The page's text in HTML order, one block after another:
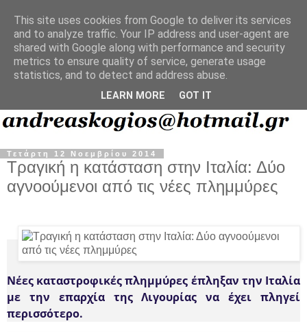
Τετάρτη 12 Νοεμβρίου 2014
Τραγική η κατάσταση στην Ιταλία: Δύο
αγνοούμενοι από τις νέες πλημμύρες
Νέες καταστροφικές πλημμύρες έπληξαν την Ιταλία
με την επαρχία της Λιγουρίας να έχει πληγεί
περισσότερο.
This site uses cookies from Google to deliver its services
and to analyze traffic. Your IP address and user-agent are
shared with Google along with performance and security
metrics to ensure quality of service, generate usage
statistics, and to detect and address abuse.
LEARN MORE GOT IT